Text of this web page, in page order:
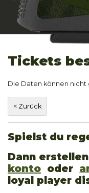
Tickets
Die Daten können
Spielst du
Dann
konto oder
loyal player